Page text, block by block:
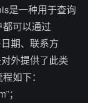
是一种用于查询
可以通过
期、联系方
外提供了此类
如下：
；